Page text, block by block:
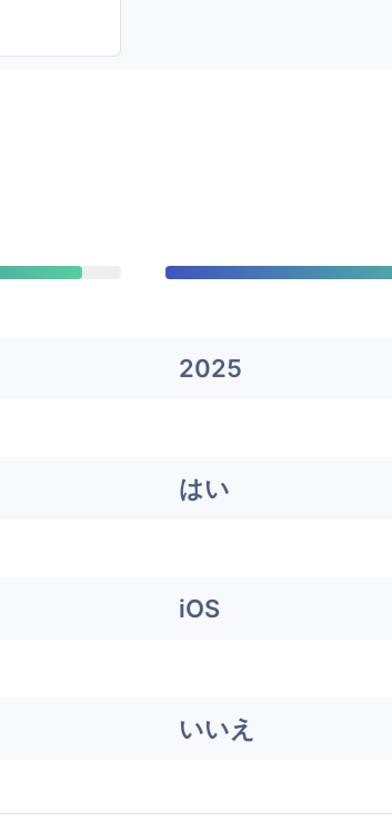
2025
はい
iOS
いいえ